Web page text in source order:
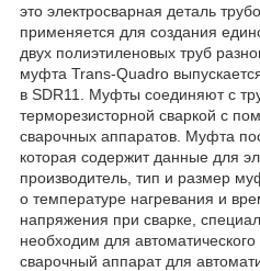
это электросварная деталь
применяется для создания
двух полиэтиленовых труб
муфта Trans-Quadro
в SDR11. Муфты соединяют с
терморезисторной сваркой с
сварочных аппаратов. Муфта
которая содержит данные для
производитель, тип и размер
о температуре нагревания и
напряжения при сварке,
необходим для
сварочный аппарат для